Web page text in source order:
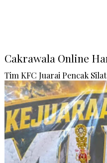
Cakrawala Online
Tim KFC Juarai Pencak